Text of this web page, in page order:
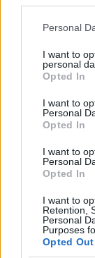
Please note
not limited to
grant or deny
use your data
consent section.
Personal
I want to
personal
Opted In
I want to
Personal
Opted In
I want to
Personal
Opted In
I want to
Retention,
Personal
Purposes
Opted Out
manapság
körülbelül
mint 20 évvel
mindez az
alapító
hasznos,
#1. Az
Ha
keresztül